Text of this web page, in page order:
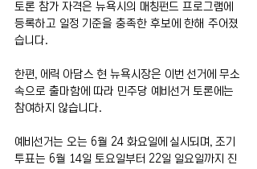
토론 참가 자격은 뉴욕시의 매칭펀드 프로그램에
등록하고 일정 기준을 충족한 후보에 한해 주어졌
습니다.
한편, 에릭 아담스 현 뉴욕시장은 이번 선거에 무소
속으로 출마함에 따라 민주당 예비선거 토론에는
참여하지 않습니다.
예비선거는 오는 6월 24 화요일에 실시되며, 조기
투표는 6월 14일 토요일부터 22일 일요일까지 진